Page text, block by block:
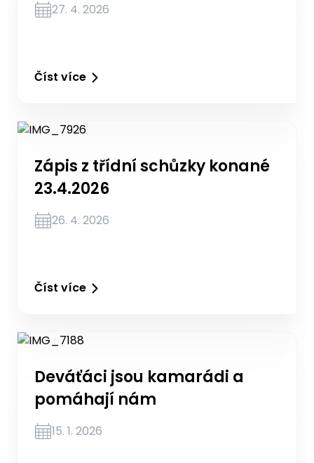
27. 4. 2026
Číst více
Zápis z třídní schůzky konané
23.4.2026
26. 4. 2026
Číst více
Deváťáci jsou kamarádi a
pomáhají nám
15. 1. 2026